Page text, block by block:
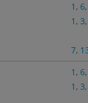
1 , 6,
1 , 3,
7,
1 , 6,
1 , 3,